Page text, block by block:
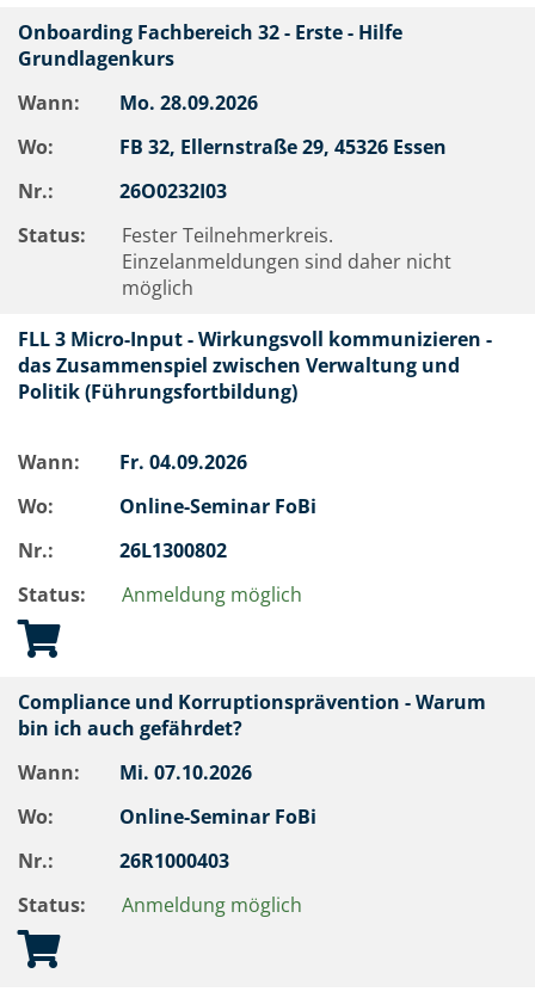
Onboarding Fachbereich 32 - Erste - Hilfe
Grundlagenkurs
Wann:
Mo. 28.09.2026
Wo:
FB 32, Ellernstraße 29, 45326 Essen
Nr.:
26O0232I03
Status:
Fester Teilnehmerkreis.
Einzelanmeldungen sind daher nicht
möglich
FLL 3 Micro-Input - Wirkungsvoll kommunizieren -
das Zusammenspiel zwischen Verwaltung und
Politik (Führungsfortbildung)
Wann: Fr. 04.09.2026
Wo:
Online-Seminar FoBi
Nr.:
26L1300802
Status:
Anmeldung möglich
Compliance und Korruptionsprävention - Warum
bin ich auch gefährdet?
Wann:
Mi. 07.10.2026
Wo:
Online-Seminar FoBi
Nr.:
26R1000403
Status:
Anmeldung möglich